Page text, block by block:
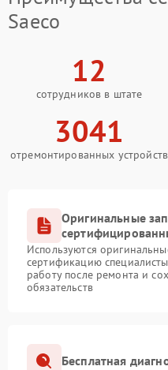
Saeco
12
сотрудников в штате
3041
отремонтированных устройств
Оригинальные
Используются
сертификацию
работу после ремонта и
обязательств
Бесплатная